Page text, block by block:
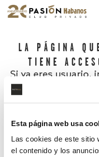
Esta página web usa
Las cookies de este sitio
el contenido y los
LA PÁGINA
TIENE
Si ya eres usuario,